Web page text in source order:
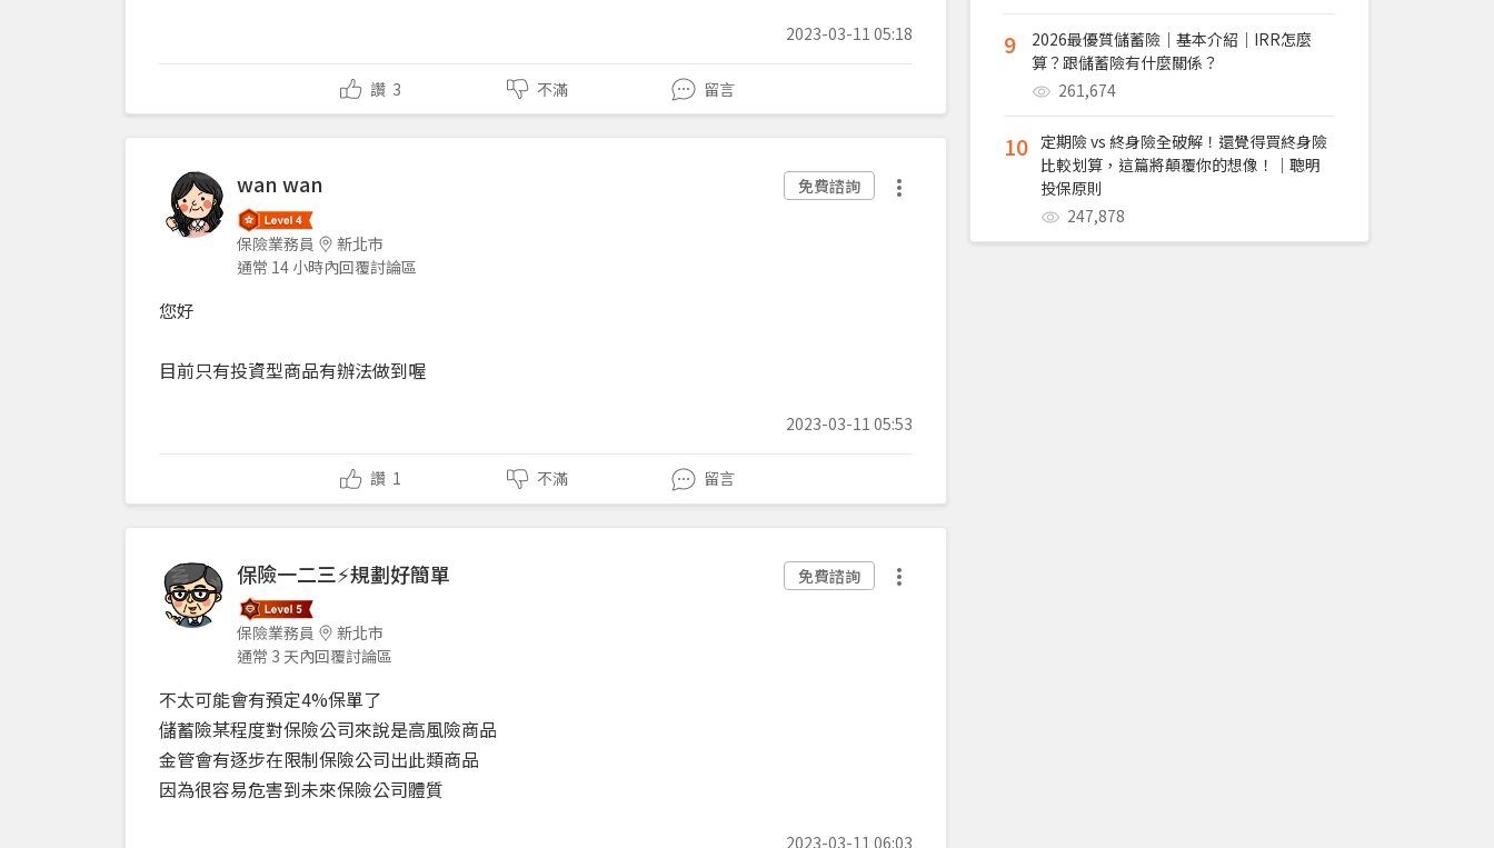
2023-03-11 05:18
讚 3 不滿 留言
wan wan
保險業務員
新北市
通常 14 小時內回覆討論區
免費諮詢
您好
目前只有投資型商品有辦法做到喔
2023-03-11 05:53
讚 1 不滿 留言
保險一二三⚡規劃好簡單
保險業務員
新北市
通常 3 天內回覆討論區
免費諮詢
不太可能會有預定4%保單了
儲蓄險某程度對保險公司來說是高風險商品
金管會有逐步在限制保險公司出此類商品
因為很容易危害到未來保險公司體質
2023-03-11 06:03
9
2026最優質儲蓄險｜基本介紹｜IRR怎麼
算？跟儲蓄險有什麼關係？
261,674
10 定期險 vs 終身險全破解！還覺得買終身險
比較划算，這篇將顛覆你的想像！｜聰明
投保原則
247,878